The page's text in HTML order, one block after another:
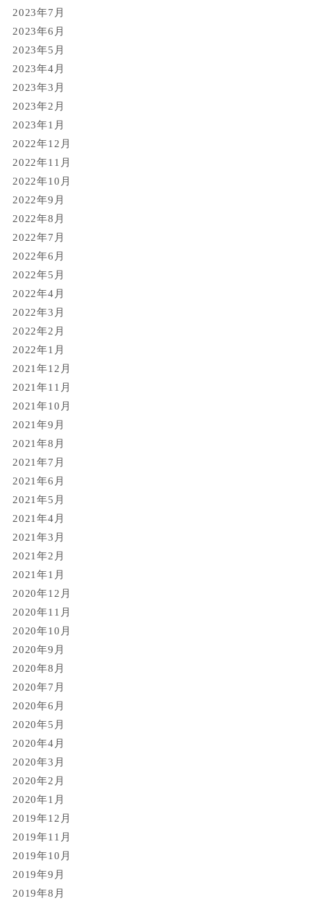
2023年7月
2023年6月
2023年5月
2023年4月
2023年3月
2023年2月
2023年1月
2022年12月
2022年11月
2022年10月
2022年9月
2022年8月
2022年7月
2022年6月
2022年5月
2022年4月
2022年3月
2022年2月
2022年1月
2021年12月
2021年11月
2021年10月
2021年9月
2021年8月
2021年7月
2021年6月
2021年5月
2021年4月
2021年3月
2021年2月
2021年1月
2020年12月
2020年11月
2020年10月
2020年9月
2020年8月
2020年7月
2020年6月
2020年5月
2020年4月
2020年3月
2020年2月
2020年1月
2019年12月
2019年11月
2019年10月
2019年9月
2019年8月